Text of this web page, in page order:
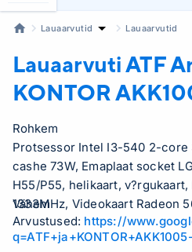
Lauaarvutid Lauaarvutid
Lauaarvuti ATF
KONTOR
Rohkem
Protsessor Intel I3-540 2-core
cashe 73W, Emaplaat socket
H55/P55, helikaart, v?rgukaart,
1333MHz, Videokaart Radeon
GT240 512MB, K?vaketas
kirjutaja, Arvutikorpus ATX,
Vähem
Arvustused: https://